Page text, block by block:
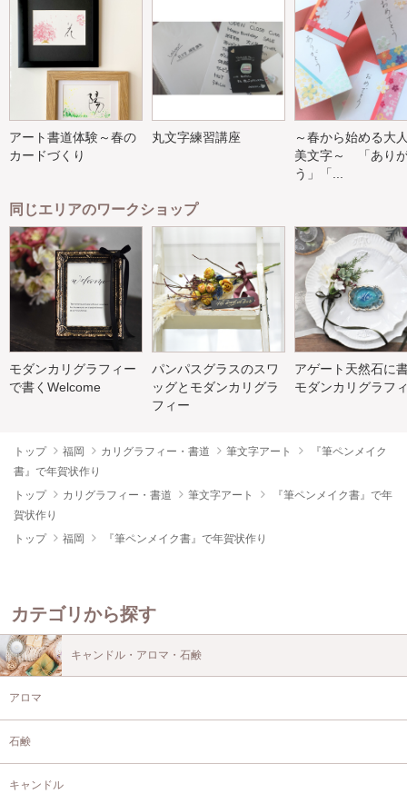
アート書道体験～春の
カードづくり
丸文字練習講座
～春から始める大
美文字～ 「あり
う」「...
同じエリアのワークショップ
モダンカリグラフィー
で書くWelcome
パンパスグラスのスワ
ッグとモダンカリグラ
フィー
アゲート天然石に
モダンカリグラフ
トップ 福岡 カリグラフィー・書道 筆文字アート
『筆ペンメイク
書』で年賀状作り
トップ
カリグラフィー・書道 筆文字アート
『筆ペンメイク書』で年
賀状作り
トップ
福岡 『筆ペンメイク書』で年賀状作り
カテゴリから探す
キャンドル・アロマ・石鹸
アロマ
石鹸
キャンドル